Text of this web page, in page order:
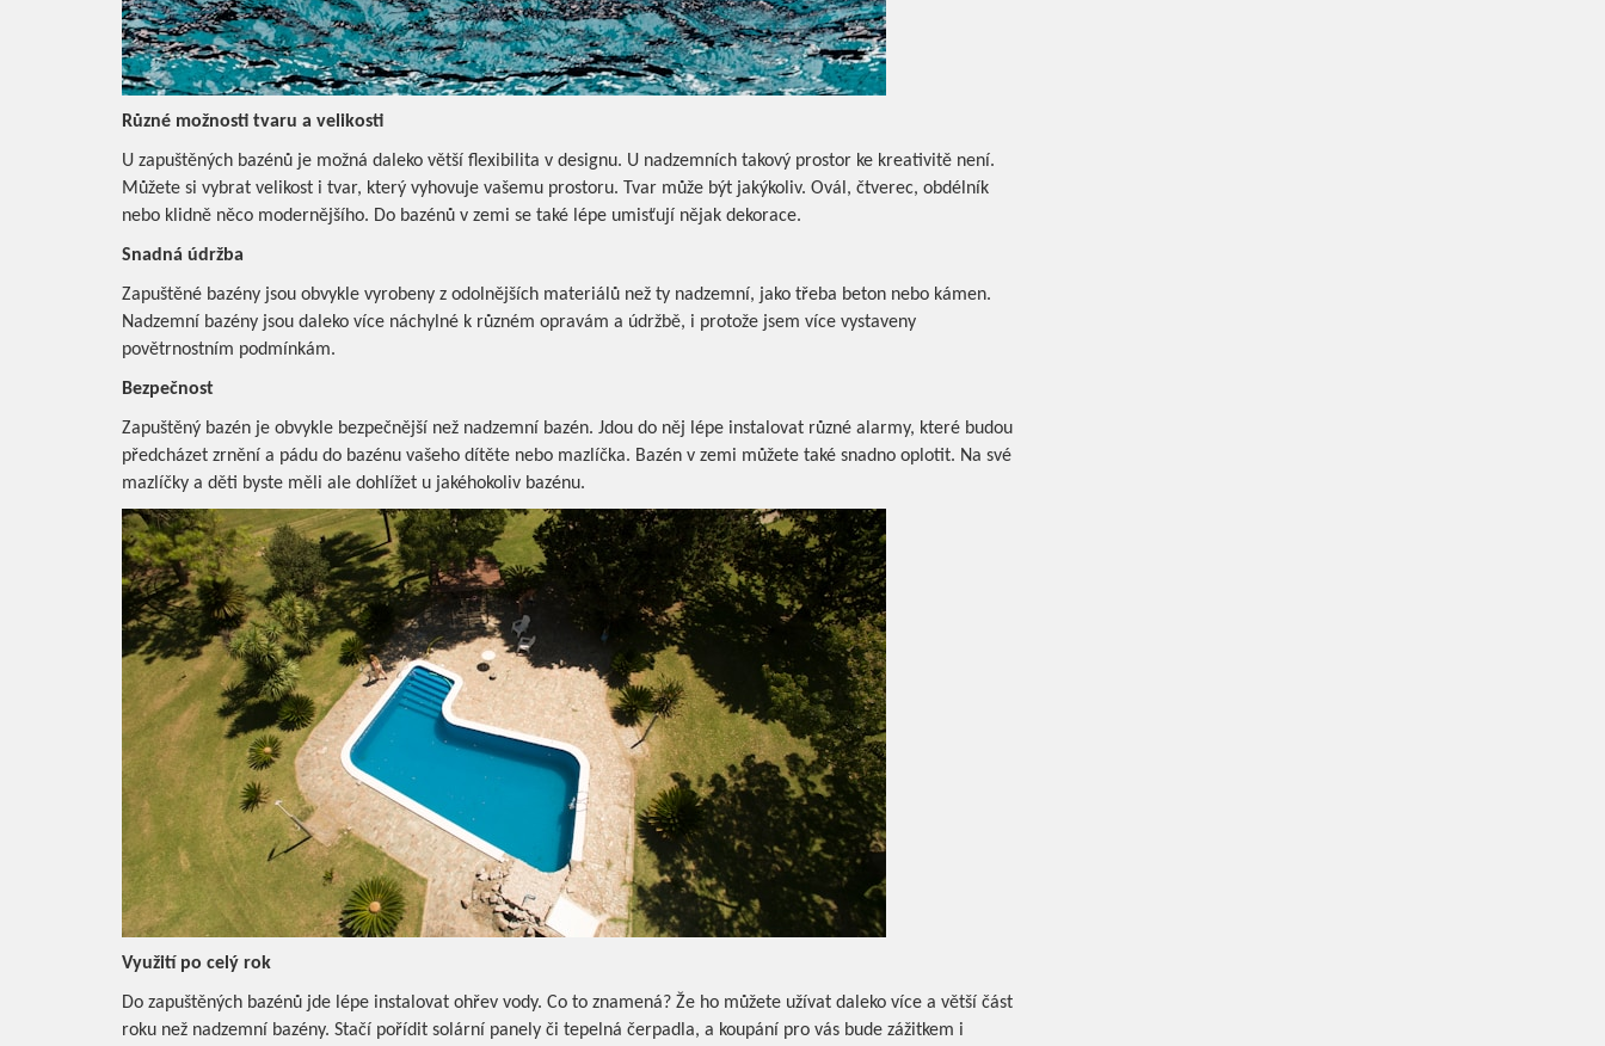
Různé možnosti tvaru a velikosti
U zapuštěných bazénů je možná daleko větší flexibilita v designu. U nadzemních takový prostor ke kreativitě není.
Můžete si vybrat velikost i tvar, který vyhovuje vašemu prostoru. Tvar může být jakýkoliv. Ovál, čtverec, obdélník
nebo klidně něco modernějšího. Do bazénů v zemi se také lépe umisťují nějak dekorace.
Snadná údržba
Zapuštěné bazény jsou obvykle vyrobeny z odolnějších materiálů než ty nadzemní, jako třeba beton nebo kámen.
Nadzemní bazény jsou daleko více náchylné k různém opravám a údržbě, i protože jsem více vystaveny
povětrnostním podmínkám.
Bezpečnost
Zapuštěný bazén je obvykle bezpečnější než nadzemní bazén. Jdou do něj lépe instalovat různé alarmy, které budou
předcházet zrnění a pádu do bazénu vašeho dítěte nebo mazlíčka. Bazén v zemi můžete také snadno oplotit. Na své
mazlíčky a děti byste měli ale dohlížet u jakéhokoliv bazénu.
Využití po celý rok
Do zapuštěných bazénů jde lépe instalovat ohřev vody. Co to znamená? Že ho můžete užívat daleko více a větší část
roku než nadzemní bazény. Stačí pořídit solární panely či tepelná čerpadla, a koupání pro vás bude zážitkem i